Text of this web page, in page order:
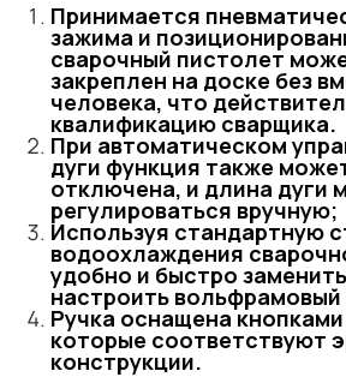
Принимается
зажима и
сварочный пистолет
закреплен на доске без
человека, что
квалификацию сварщика.
При автоматическом
дуги функция также
отключена, и длина дуги
регулироваться вручную;
Используя стандартную
водоохлаждения
удобно и быстро
настроить
Ручка оснащена
которые соответствуют
конструкции.